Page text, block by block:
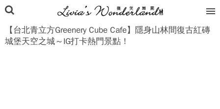
【台北青立方Greenery Cube Cafe】隱身山林間復古紅磚
城堡天空之城～IG打卡熱門景點！